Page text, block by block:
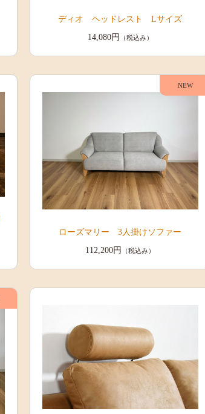
ディオ ヘッドレスト Lサイズ
14,080円
（税込み）
ローズマリー 3人掛けソファー
112,200円
（税込み）